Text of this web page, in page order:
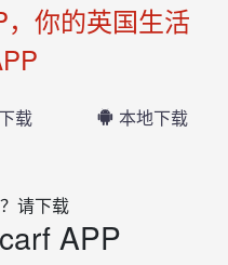
你的英国生活
载 本地下载
请下载
APP